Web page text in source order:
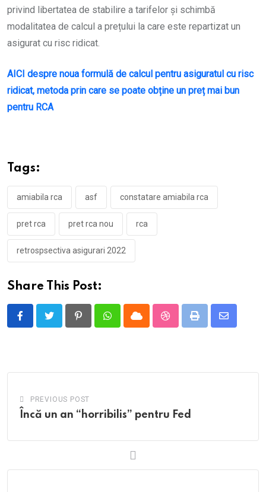
privind libertatea de stabilire a tarifelor și schimbă
modalitatea de calcul a prețului la care este repartizat un
asigurat cu risc ridicat.
AICI despre noua formulă de calcul pentru asiguratul cu risc
ridicat, metoda prin care se poate obține un preț mai bun
pentru RCA
Tags:
amiabila rca asf constatare amiabila rca
pret rca pret rca nou rca
retrospsectiva asigurari 2022
Share This Post:
PinterestWhatsappCloud StumbleUpon
Print
Share
PREVIOUS POST
Încă un an “horribilis” pentru Fed